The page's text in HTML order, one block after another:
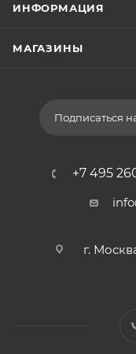
ИНФОРМАЦИЯ
МАГАЗИНЫ
Подписаться
+7 495
г.